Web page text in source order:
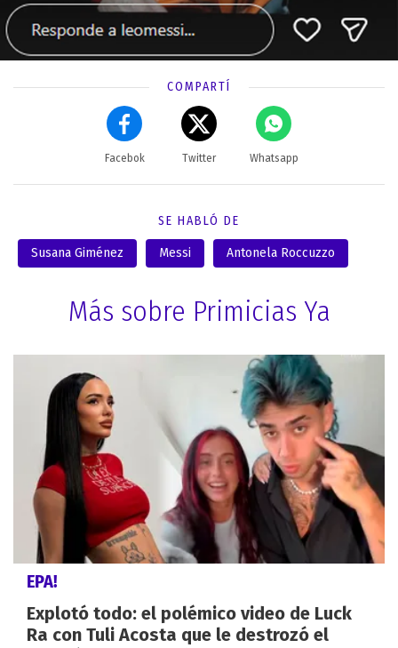
COMPARTÍ
Facebok Twitter Whatsapp
SE HABLÓ DE
Susana Giménez Messi Antonela Roccuzzo
Más sobre Primicias Ya
EPA!
Explotó todo: el polémico video de Luck
Ra con Tuli Acosta que le destrozó el